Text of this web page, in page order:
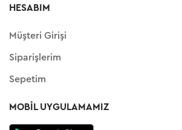
HESABIM
Müşteri Girişi
Siparişlerim
Sepetim
MOBIL UYGULAMAMIZ